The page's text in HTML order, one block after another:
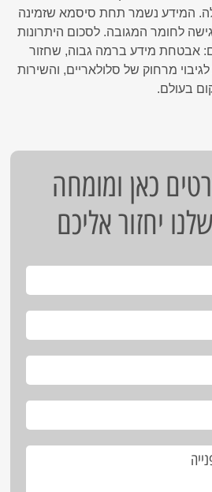
המידע נשמר תחת סיסמא שזמינה
לחומר המגובה. לסכום היתרונות
אבטחת מידע ברמה גבוה, שחזור
מרחוק של סלולאריים, והשירות
בעולם.
כאן ומומחה
יחזור אליכם